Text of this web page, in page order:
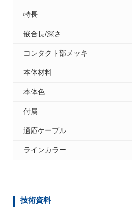
特長
嵌合長/深さ
コンタクト部メッキ
本体材料
本体色
付属
適応ケーブル
ラインカラー
技術資料